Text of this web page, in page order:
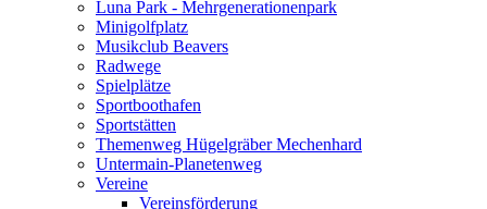
Luna Park - Mehrgenerationenpark
Minigolfplatz
Musikclub Beavers
Radwege
Spielplätze
Sportboothafen
Sportstätten
Themenweg Hügelgräber Mechenhard
Untermain-Planetenweg
Vereine
Vereinsförderung